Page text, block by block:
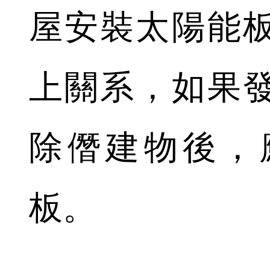
屋安裝太陽能
上關系，如果
除僭建物後
板。